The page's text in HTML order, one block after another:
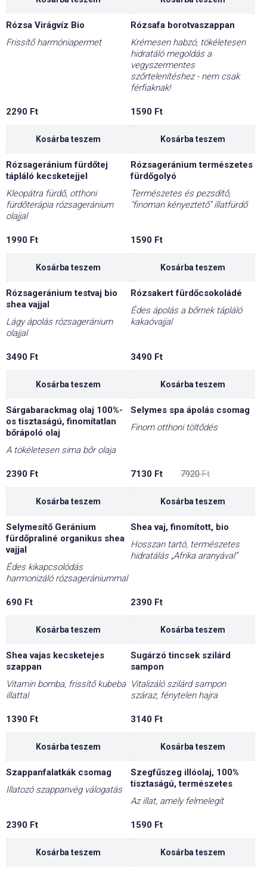
Rózsa Virágvíz Bio
Frissítő harmóniapermet
2290 Ft
Kosárba teszem
Rózsafa borotvaszappan
Krémesen habzó, tökéletesen
hidratáló megoldás a
vegyszermentes
szőrtelenítéshez - nem csak
férfiaknak!
1590 Ft
Kosárba teszem
Rózsageránium fürdőtej
tápláló kecsketejjel
Kleopátra fürdő, otthoni
fürdőterápia rózsageránium
olajjal
1990 Ft
Kosárba teszem
Rózsageránium természetes
fürdőgolyó
Természetes és pezsdítő,
"finoman kényeztető" illatfürdő
1590 Ft
Kosárba teszem
Rózsageránium testvaj bio
shea vajjal
Lágy ápolás rózsageránium
olajjal
3490 Ft
Kosárba teszem
Rózsakert fürdőcsokoládé
Édes ápolás a bőrnek tápláló
kakaóvajjal
3490 Ft
Kosárba teszem
Sárgabarackmag olaj 100%-
os tisztaságú, finomítatlan
bőrápoló olaj
A tökéletesen sima bőr olaja
2390 Ft
Kosárba teszem
-10%
Selymes spa ápolás csomag
Finom otthoni töltődés
7920Ft
price
7130 Ft
price
Kosárba teszem
Selymesítő Geránium
fürdőpraliné organikus shea
vajjal
Édes kikapcsolódás
harmonizáló rózsagerániummal
690 Ft
Kosárba teszem
Shea vaj, finomított, bio
Hosszan tartó, természetes
hidratálás „Afrika aranyával”
2390 Ft
Kosárba teszem
Shea vajas kecsketejes
szappan
Vitamin bomba, frissítő kubeba
illattal
1390 Ft
Kosárba teszem
Sugárzó tincsek szilárd
sampon
Vitalizáló szilárd sampon
száraz, fénytelen hajra
3140 Ft
Kosárba teszem
Szappanfalatkák csomag
Illatozó szappanvég válogatás
2390 Ft
Kosárba teszem
Szegfűszeg illóolaj, 100%
tisztaságú, természetes
Az illat, amely felmelegít
1590 Ft
Kosárba teszem